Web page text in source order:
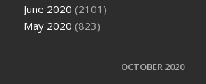
June 2020 (2101)
May 2020 (823)
OCTOBER 2020